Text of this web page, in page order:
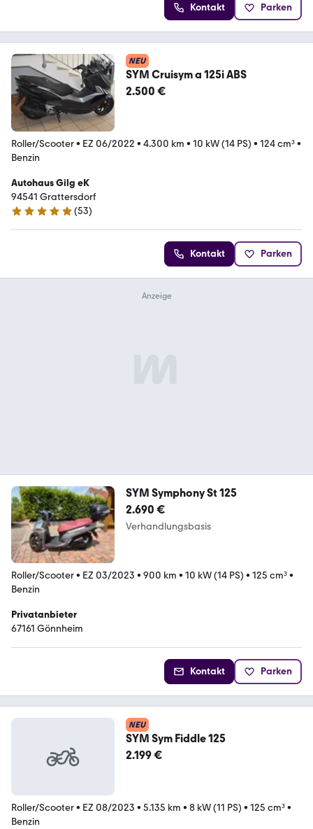
Kontakt Parken
NEU
SYM Cruisym a 125i ABS
2.500 €
Roller/Scooter• EZ 06/2022 • 4.300 km • 10 kW (14 PS) • 124 cm³•
Benzin
Autohaus Gilg eK
94541 Grattersdorf
5 Sterne
(53)
Kontakt Parken
SYM Symphony St 125
2.690 €
Verhandlungsbasis
Roller/Scooter• EZ 03/2023 • 900 km • 10 kW (14 PS) • 125 cm³•
Benzin
Privatanbieter
67161 Gönnheim
Kontakt Parken
NEU
SYM Sym Fiddle 125
2.199 €
Roller/Scooter• EZ 08/2023 • 5.135 km • 8 kW (11 PS) • 125 cm³•
Benzin